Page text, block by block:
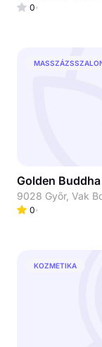
0
Golden
9028 Győr, Vak
0
KOZMETIKA